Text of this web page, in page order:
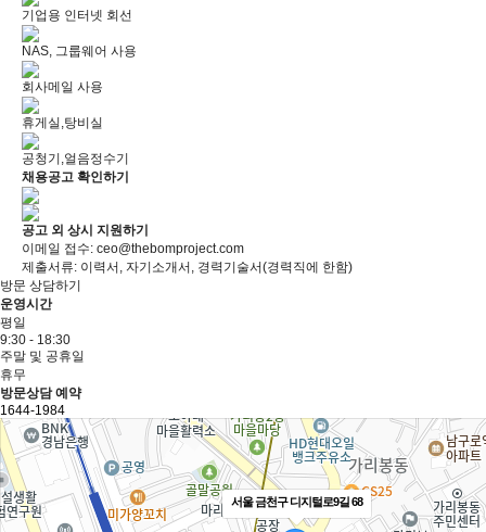
기업용 인터넷 회선
NAS, 그룹웨어 사용
회사메일 사용
휴게실,탕비실
공청기,얼음정수기
채용공고 확인하기
공고 외 상시 지원하기
이메일 접수: ceo@thebomproject.com
제출서류: 이력서, 자기소개서, 경력기술서(경력직에 한함)
방문 상담하기
운영시간
평일
9:30 - 18:30
주말 및 공휴일
휴무
방문상담 예약
1644-1984
서울 금천구 디지털로9길 68